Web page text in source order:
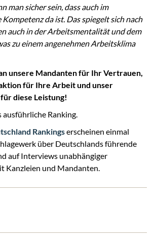
man sicher sein, dass auch im
da ist. Das spiegelt sich nach
auch in der Arbeitsmentalität und dem
zu einem angenehmen Arbeitsklima
unsere Mandanten für Ihr Vertrauen,
für Ihre Arbeit und unser
diese Leistung!
ausführliche Ranking.
Rankingserscheinen einmal
über Deutschlands führende
auf Interviews unabhängiger
Kanzleien und Mandanten.